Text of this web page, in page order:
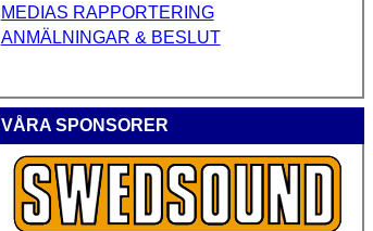
MEDIAS RAPPORTERING
ANMÄLNINGAR & BESLUT
VÅRA SPONSORER